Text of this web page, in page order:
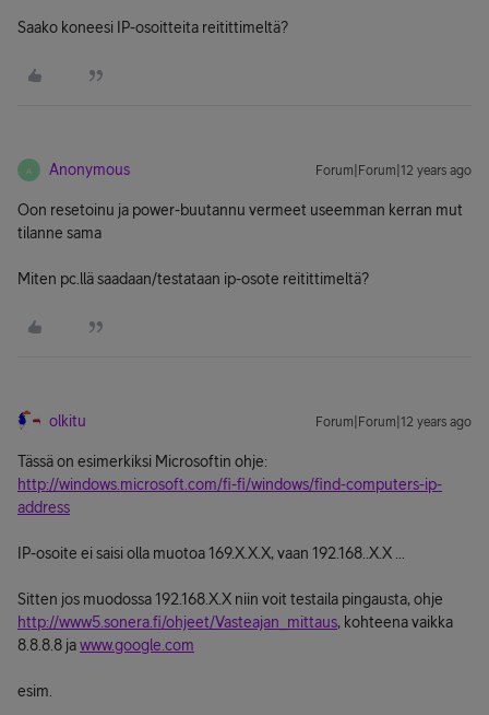
Saako koneesi IP-osoitteita reitittimeltä?
A Anonymous Forum|Forum|12 years ago
Oon resetoinu ja power-buutannu vermeet useemman kerran mut
tilanne sama
Miten pc.llä saadaan/testataan ip-osote reitittimeltä?
olkitu Forum|Forum|12 years ago
Tässä on esimerkiksi Microsoftin ohje:
http://windows.microsoft.com/fi-fi/windows/find-computers-ip-
address
IP-osoite ei saisi olla muotoa 169.X.X.X, vaan 192.168..X.X ...
Sitten jos muodossa 192.168.X.X niin voit testaila pingausta, ohje
http://www5.sonera.fi/ohjeet/Vasteajan_mittaus, kohteena vaikka
8.8.8.8 jawww.google.com
esim.